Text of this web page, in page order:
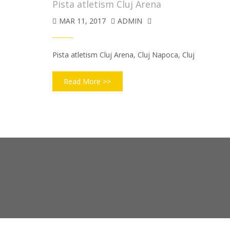
Pista atletism Cluj Arena
MAR 11, 2017 ADMIN
Pista atletism Cluj Arena, Cluj Napoca, Cluj
Read More >>